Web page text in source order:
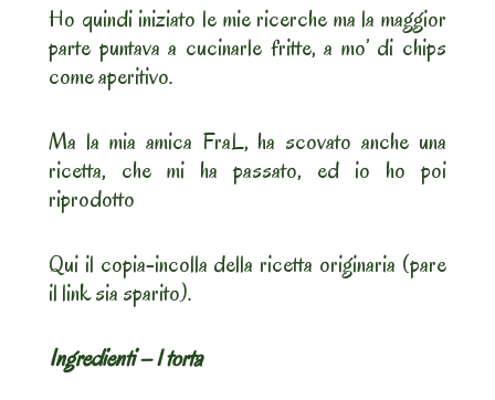
Ho quindi iniziato le mie ricerche ma la maggior
parte puntava a cucinarle fritte, a mo’ di chips
come aperitivo.
Ma la mia amica FraL, ha scovato anche una
ricetta, che mi ha passato, ed io ho poi
riprodotto
Qui il copia-incolla della ricetta originaria (pare
il link sia sparito).
Ingredienti – 1 torta